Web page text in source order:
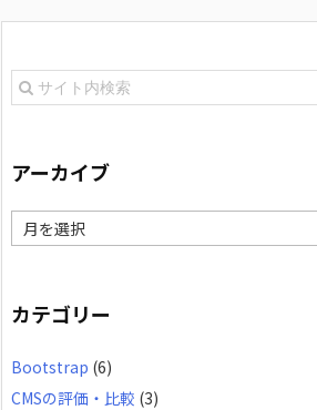
アーカイブ
ア
カ
カテゴリー
Bootstrap (6)
CMSの評価・比較 (3)